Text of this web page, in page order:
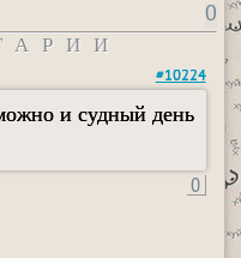
0
#10224
и судный день
0